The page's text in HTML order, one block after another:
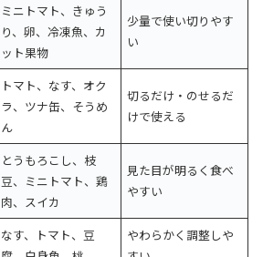
ミニトマト、きゅう
り、卵、冷凍魚、カ
ット果物
少量で使い切りやす
い
トマト、なす、オク
ラ、ツナ缶、そうめ
ん
切るだけ・のせるだ
けで使える
とうもろこし、枝
豆、ミニトマト、鶏
肉、スイカ
見た目が明るく食べ
やすい
なす、トマト、豆
やわらかく調整しや